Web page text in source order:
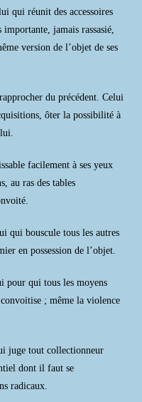
réunit des accessoires
jamais rassasié,
version de l’objet de ses
du précédent. Celui
ôter la possibilité à
facilement à ses yeux
au ras des tables
bouscule tous les autres
en possession de l’objet.
qui tous les moyens
; même la violence
juge tout collectionneur
dont il faut se
radicaux.